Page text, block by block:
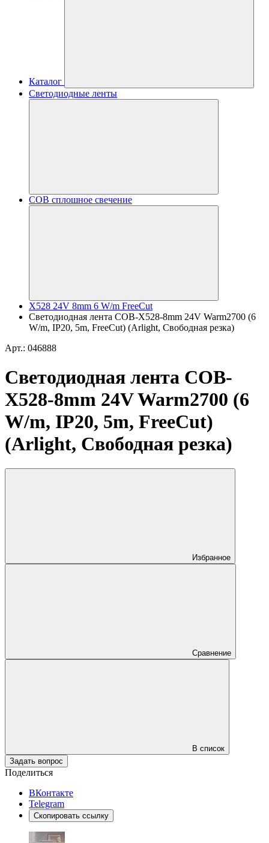
Каталог
Светодиодные ленты
COB сплошное свечение
X528 24V 8mm 6 W/m FreeCut
Светодиодная лента COB-X528-8mm 24V Warm2700 (6
W/m, IP20, 5m, FreeCut) (Arlight, Свободная резка)
Арт.: 046888
Светодиодная лента COB-
X528-8mm 24V Warm2700 (6
W/m, IP20, 5m, FreeCut)
(Arlight, Свободная резка)
Избранное
Сравнение
В список
Задать вопрос
Поделиться
ВКонтакте
Telegram
Скопировать ссылку